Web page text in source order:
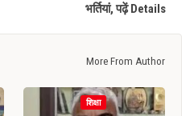
भर्तियां, पढ़ें Details
More From Author
शिक्षा